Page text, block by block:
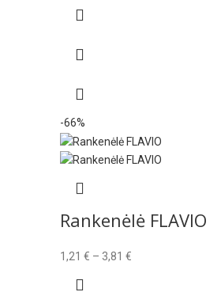
-66%
Rankenėlė FLAVIO
1,21 € – 3,81 €